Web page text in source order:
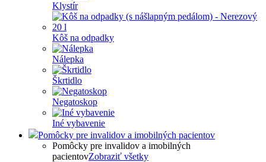
Klystír
Kôš na odpadky
Nálepka
Škrtidlo
Negatoskop
Iné vybavenie
Pomôcky pre invalidov a imobilných pacientov
Pomôcky pre invalidov a imobilných
pacientovZobraziť všetky